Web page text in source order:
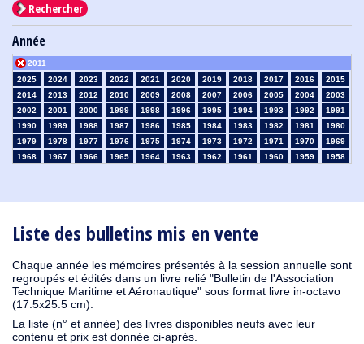
Liste des bulletins mis en vente
Chaque année les mémoires présentés à la session annuelle sont
regroupés et édités dans un livre relié "Bulletin de l'Association
Technique Maritime et Aéronautique" sous format livre in-octavo
(17.5x25.5 cm).
La liste (n° et année) des livres disponibles neufs avec leur
contenu et prix est donnée ci-après.
Rechercher
Année
2025 2024 2023 2022 2021 2020 2019 2018 2017 2016
2015
2014
2013 2012
2011
2010 2009 2008 2007 2006 2005 2004
2003
2002
2001 2000 1999 1998 1996 1995 1994 1993 1992
1991
1990
1989 1988 1987 1986 1985 1984 1983 1982 1981
1980
1979
1978 1977 1976 1975 1974 1973 1972 1971 1970
1969
1968
1967 1966 1965 1964 1963 1962 1961 1960 1959
1958
1930
1929 1926 1925 1924 1915 1914 1913 1912 1911
1910